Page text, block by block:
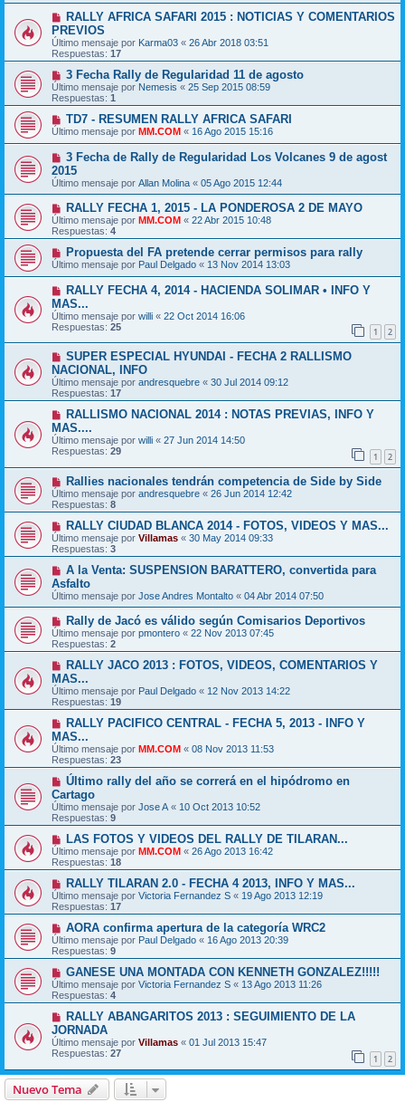
RALLY AFRICA SAFARI 2015 : NOTICIAS Y COMENTARIOS
PREVIOS
Último mensaje por Karma03 « 26 Abr 2018 03:51
Respuestas: 17
3 Fecha Rally de Regularidad 11 de agosto
Último mensaje por Nemesis « 25 Sep 2015 08:59
Respuestas: 1
TD7 - RESUMEN RALLY AFRICA SAFARI
Último mensaje por MM.COM « 16 Ago 2015 15:16
3 Fecha de Rally de Regularidad Los Volcanes 9 de agost
2015
Último mensaje por Allan Molina « 05 Ago 2015 12:44
RALLY FECHA 1, 2015 - LA PONDEROSA 2 DE MAYO
Último mensaje por MM.COM « 22 Abr 2015 10:48
Respuestas: 4
Propuesta del FA pretende cerrar permisos para rally
Último mensaje por Paul Delgado « 13 Nov 2014 13:03
RALLY FECHA 4, 2014 - HACIENDA SOLIMAR • INFO Y
MAS...
Último mensaje por willi « 22 Oct 2014 16:06
Respuestas: 25 1 2
SUPER ESPECIAL HYUNDAI - FECHA 2 RALLISMO
NACIONAL, INFO
Último mensaje por andresquebre « 30 Jul 2014 09:12
Respuestas: 17
RALLISMO NACIONAL 2014 : NOTAS PREVIAS, INFO Y
MAS....
Último mensaje por willi « 27 Jun 2014 14:50
Respuestas: 29 1 2
Rallies nacionales tendrán competencia de Side by Side
Último mensaje por andresquebre « 26 Jun 2014 12:42
Respuestas: 8
RALLY CIUDAD BLANCA 2014 - FOTOS, VIDEOS Y MAS...
Último mensaje por Villamas « 30 May 2014 09:33
Respuestas: 3
A la Venta: SUSPENSION BARATTERO, convertida para
Asfalto
Último mensaje por Jose Andres Montalto « 04 Abr 2014 07:50
Rally de Jacó es válido según Comisarios Deportivos
Último mensaje por pmontero « 22 Nov 2013 07:45
Respuestas: 2
RALLY JACO 2013 : FOTOS, VIDEOS, COMENTARIOS Y
MAS...
Último mensaje por Paul Delgado « 12 Nov 2013 14:22
Respuestas: 19
RALLY PACIFICO CENTRAL - FECHA 5, 2013 - INFO Y
MAS...
Último mensaje por MM.COM « 08 Nov 2013 11:53
Respuestas: 23
Último rally del año se correrá en el hipódromo en
Cartago
Último mensaje por Jose A « 10 Oct 2013 10:52
Respuestas: 9
LAS FOTOS Y VIDEOS DEL RALLY DE TILARAN...
Último mensaje por MM.COM « 26 Ago 2013 16:42
Respuestas: 18
RALLY TILARAN 2.0 - FECHA 4 2013, INFO Y MAS...
Último mensaje por Victoria Fernandez S « 19 Ago 2013 12:19
Respuestas: 17
AORA confirma apertura de la categoría WRC2
Último mensaje por Paul Delgado « 16 Ago 2013 20:39
Respuestas: 9
GANESE UNA MONTADA CON KENNETH GONZALEZ!!!!!
Último mensaje por Victoria Fernandez S « 13 Ago 2013 11:26
Respuestas: 4
RALLY ABANGARITOS 2013 : SEGUIMIENTO DE LA
JORNADA
Último mensaje por Villamas « 01 Jul 2013 15:47
Respuestas: 27 1 2
Nuevo Tema